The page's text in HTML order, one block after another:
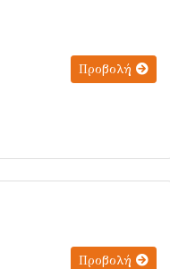
Προβολή
Προβολή